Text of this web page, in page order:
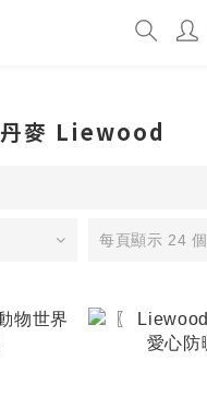
丹麥 Liewood
每頁顯示 24 個